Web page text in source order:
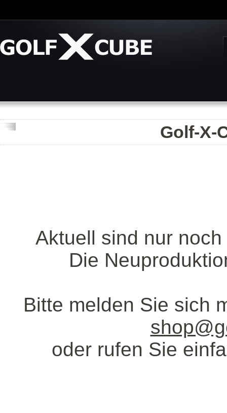
Golf-X-
Aktuell sind nur
Die
Bitte melden Sie sich
oder rufen Sie